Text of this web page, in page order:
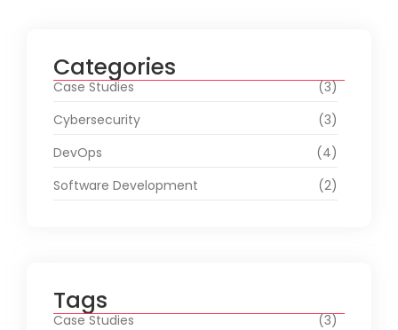
Categories
Case Studies
(3)
Cybersecurity
(3)
DevOps
(4)
Software Development
(2)
Tags
Case Studies
(3)